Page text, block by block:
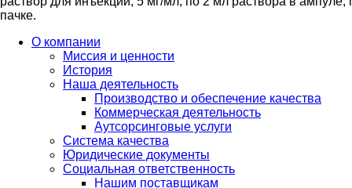
пачке.
О компании
Миссия и ценности
История
Наша деятельность
Производство и обеспечение качества
Коммерческая деятельность
Аутсорсинговые услуги
Система качества
Юридические документы
Социальная ответственность
Нашим поставщикам